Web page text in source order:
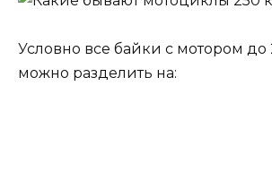
Условно все байки с мотором до
можно разделить на: